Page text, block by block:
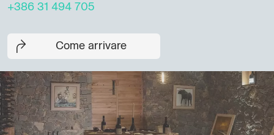
+386 31 494 705
Come arrivare